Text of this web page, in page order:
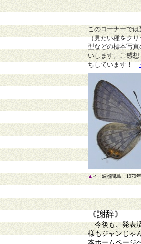
このコーナーで
（見たい種をク
型などの標本写
いします。ご感
ちしています！
▲ ♂ 波照間島 1979年
《謝辞》
今後も、発表済
様もジャンじゃ
本ホームページ